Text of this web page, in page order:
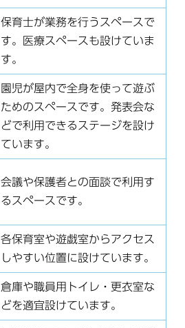
保育士が業務を行うスペースで
す。医療スペースも設けていま
す。
園児が屋内で全身を使って遊ぶ
ためのスペースです。発表会な
どで利用できるステージを設け
ています。
会議や保護者との面談で利用す
るスペースです。
各保育室や遊戯室からアクセス
しやすい位置に設けています。
倉庫や職員用トイレ・更衣室な
どを適宜設けています。